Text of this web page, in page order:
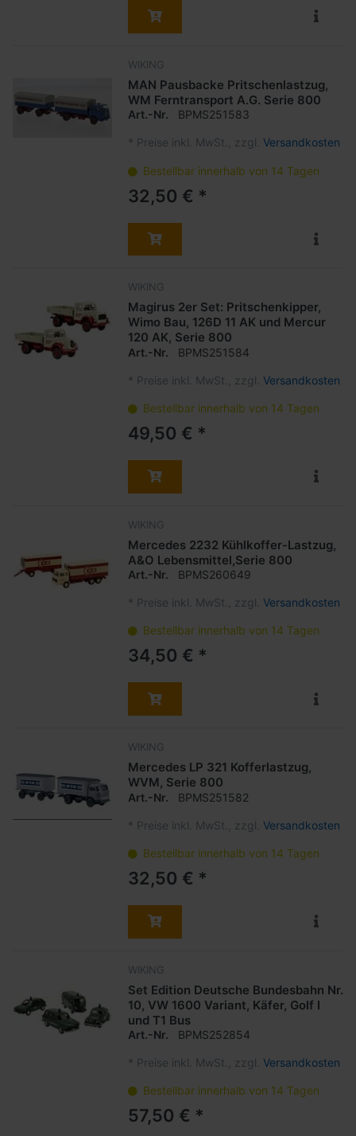
WIKING
MAN Pausbacke Pritschenlastzug,
WM Ferntransport A.G. Serie 800
Art.-Nr. BPMS251583
* Preise inkl. MwSt., zzgl. Versandkosten
Bestellbar innerhalb von 14 Tagen
32,50 € *
WIKING
Magirus 2er Set: Pritschenkipper,
Wimo Bau, 126D 11 AK und Mercur
120 AK, Serie 800
Art.-Nr. BPMS251584
* Preise inkl. MwSt., zzgl. Versandkosten
Bestellbar innerhalb von 14 Tagen
49,50 € *
WIKING
Mercedes 2232 Kühlkoffer-Lastzug,
A&O Lebensmittel,Serie 800
Art.-Nr. BPMS260649
* Preise inkl. MwSt., zzgl. Versandkosten
Bestellbar innerhalb von 14 Tagen
34,50 € *
WIKING
Mercedes LP 321 Kofferlastzug,
WVM, Serie 800
Art.-Nr. BPMS251582
* Preise inkl. MwSt., zzgl. Versandkosten
Bestellbar innerhalb von 14 Tagen
32,50 € *
WIKING
Set Edition Deutsche Bundesbahn Nr.
10, VW 1600 Variant, Käfer, Golf I
und T1 Bus
Art.-Nr. BPMS252854
* Preise inkl. MwSt., zzgl. Versandkosten
Bestellbar innerhalb von 14 Tagen
57,50 € *